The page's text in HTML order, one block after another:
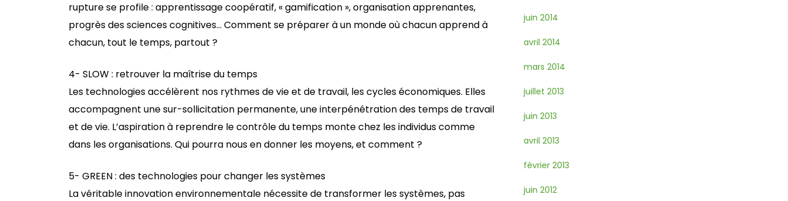
rupture se profile : apprentissage coopératif, « gamification », organisation apprenantes,
progrès des sciences cognitives… Comment se préparer à un monde où chacun apprend à
chacun, tout le temps, partout ?
4- SLOW : retrouver la maîtrise du temps
Les technologies accélèrent nos rythmes de vie et de travail, les cycles économiques. Elles
accompagnent une sur-sollicitation permanente, une interpénétration des temps de travail
et de vie. L’aspiration à reprendre le contrôle du temps monte chez les individus comme
dans les organisations. Qui pourra nous en donner les moyens, et comment ?
5- GREEN : des technologies pour changer les systèmes
La véritable innovation environnementale nécessite de transformer les systèmes, pas
juin 2014
avril 2014
mars 2014
juillet 2013
juin 2013
avril 2013
février 2013
juin 2012